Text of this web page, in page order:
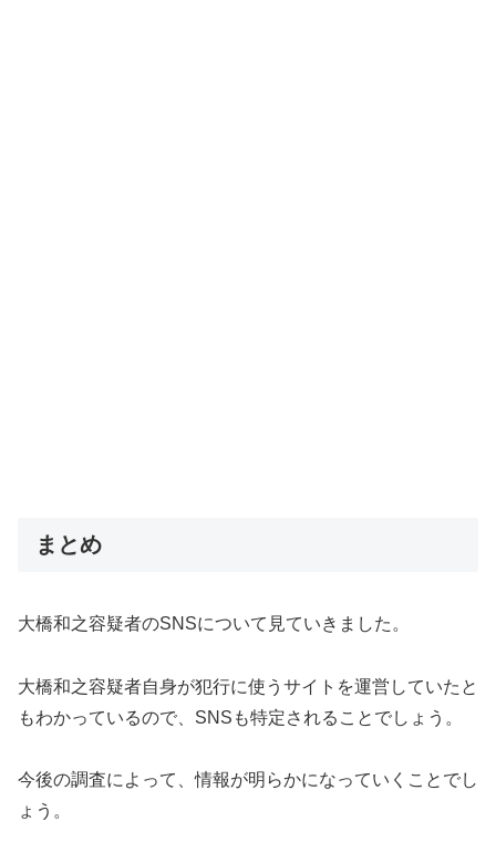
まとめ
大橋和之容疑者のSNSについて見ていきました。
大橋和之容疑者自身が犯行に使うサイトを運営していたと
もわかっているので、SNSも特定されることでしょう。
今後の調査によって、情報が明らかになっていくことでし
ょう。